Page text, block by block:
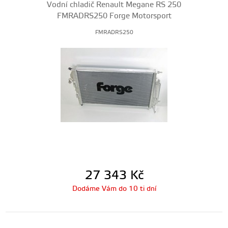
Vodní chladič Renault Megane RS 250
FMRADRS250 Forge Motorsport
FMRADRS250
27 343 Kč
Dodáme Vám do 10 ti dní